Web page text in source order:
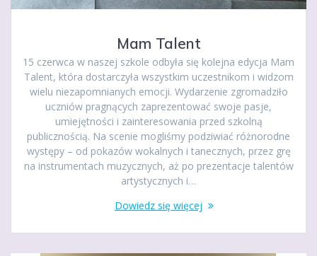
Mam Talent
15 czerwca w naszej szkole odbyła się kolejna edycja Mam
Talent, która dostarczyła wszystkim uczestnikom i widzom
wielu niezapomnianych emocji. Wydarzenie zgromadziło
uczniów pragnących zaprezentować swoje pasje,
umiejętności i zainteresowania przed szkolną
publicznością. Na scenie mogliśmy podziwiać różnorodne
występy – od pokazów wokalnych i tanecznych, przez grę
na instrumentach muzycznych, aż po prezentacje talentów
artystycznych i…
Dowiedz się więcej